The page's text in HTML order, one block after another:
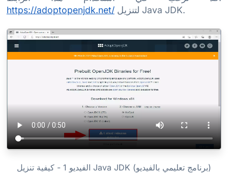
https://adoptopenjdk.net/
لتنزيل Java JDK.
الفيديو 1 - كيفية تنزيل Java JDK (برنامج تعليمي بالفيديو)